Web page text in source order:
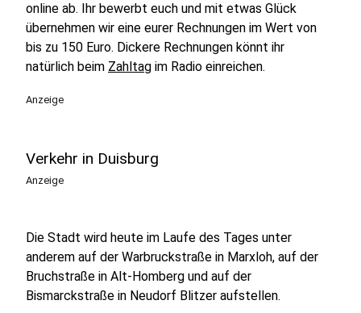
online ab. Ihr bewerbt euch und mit etwas Glück
übernehmen wir eine eurer Rechnungen im Wert von
bis zu 150 Euro. Dickere Rechnungen könnt ihr
natürlich beim Zahltag im Radio einreichen.
Anzeige
Verkehr in Duisburg
Anzeige
Die Stadt wird heute im Laufe des Tages unter
anderem auf der Warbruckstraße in Marxloh, auf der
Bruchstraße in Alt-Homberg und auf der
Bismarckstraße in Neudorf Blitzer aufstellen.